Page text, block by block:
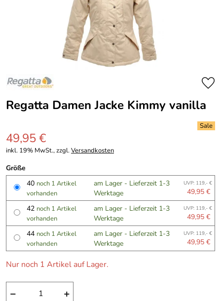
Regatta Damen Jacke Kimmy vanilla
49,95 €
inkl. 19% MwSt., zzgl.Versandkosten
Größe
40 noch 1 Artikel
vorhanden
am Lager - Lieferzeit 1-3
Werktage
UVP: 119,- €
49,95 €
42 noch 1 Artikel
vorhanden
am Lager - Lieferzeit 1-3
Werktage
UVP: 119,- €
49,95 €
44 noch 1 Artikel
vorhanden
am Lager - Lieferzeit 1-3
Werktage
UVP: 119,- €
49,95 €
Nur noch 1 Artikel auf Lager.
− +